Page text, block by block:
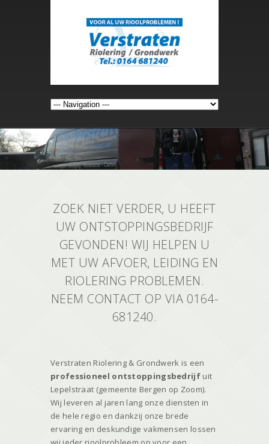
ZOEK NIET VERDER, U HEEFT
UW ONTSTOPPINGSBEDRIJF
GEVONDEN! WIJ HELPEN U
MET UW AFVOER, LEIDING EN
RIOLERING PROBLEMEN.
NEEM CONTACT OP VIA 0164-
681240.
Verstraten Riolering & Grondwerk is een
professioneel ontstoppingsbedrijfuit
Lepelstraat (gemeente Bergen op Zoom).
Wij leveren al jaren lang onze diensten in
de hele regio en dankzij onze brede
ervaring en deskundige vakmensen lossen